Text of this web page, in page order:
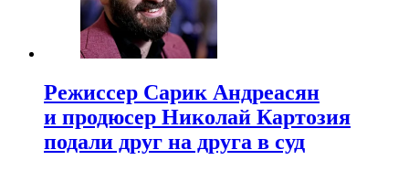
Режиссер Сарик Андреасян
и продюсер Николай Картозия
подали друг на друга в суд